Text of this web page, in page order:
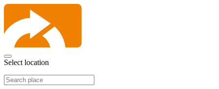
Select location